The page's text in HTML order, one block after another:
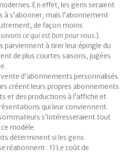
En effet, les gens seraient
à s’abonner, mais l’abonnement
de façon moins
ce qui est bon pour vous.).
parviennent à tirer leur épingle du
de plus courtes saisons, jugées
vente d’abonnements personnalisés.
créent leurs propres abonnements
et des productions à l’affiche et
qui leur conviennent.
s’intéresseraient tout
modèle.
déterminent si les gens
réabonnent : 1) Le coût de